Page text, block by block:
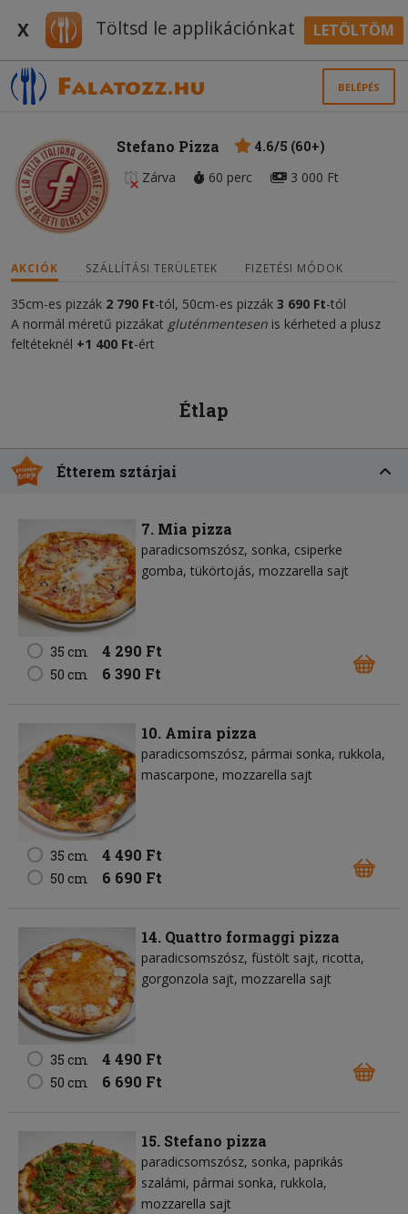
X Töltsd le applikációnkat LETÖLTÖM
BELÉPÉS
Stefano Pizza
4.6/5 (60+)
Zárva
60 perc 3 000 Ft
AKCIÓK SZÁLLÍTÁSI TERÜLETEK FIZETÉSI MÓDOK
35cm-es pizzák 2 790 Ft-tól, 50cm-es pizzák 3 690 Ft-tól
A normál méretű pizzákat gluténmentesen is kérheted a plusz
feltéteknél +1 400 Ft-ért
Étlap
Étterem sztárjai
7. Mia pizza
paradicsomszósz sonka csiperke
gomba tükörtojás mozzarella sajt
35 cm 4 290 Ft
50 cm 6 390 Ft
10. Amira pizza
paradicsomszósz pármai sonka rukkola
mascarpone mozzarella sajt
35 cm 4 490 Ft
50 cm 6 690 Ft
14. Quattro formaggi pizza
paradicsomszósz füstölt sajt ricotta
gorgonzola sajt mozzarella sajt
35 cm 4 490 Ft
50 cm 6 690 Ft
15. Stefano pizza
paradicsomszósz sonka paprikás
szalámi pármai sonka rukkola
mozzarella sajt